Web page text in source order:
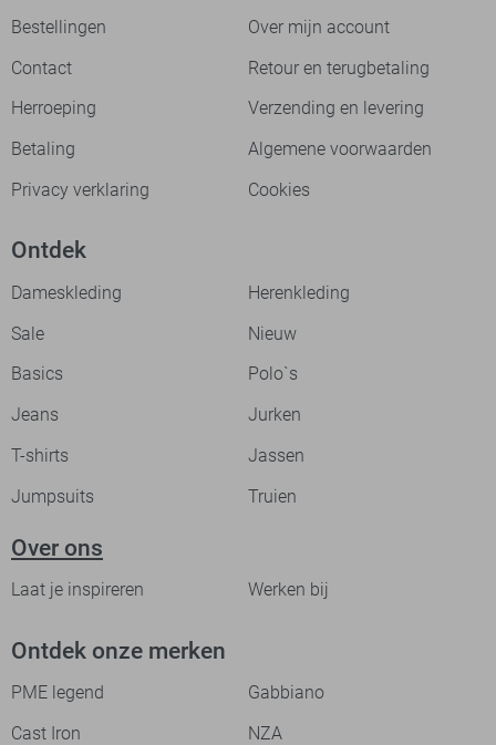
Bestellingen
Over mijn account
Contact
Retour en terugbetaling
Herroeping
Verzending en levering
Betaling
Algemene voorwaarden
Privacy verklaring
Cookies
Ontdek
Dameskleding
Herenkleding
Sale
Nieuw
Basics
Polo`s
Jeans
Jurken
T-shirts
Jassen
Jumpsuits
Truien
Over ons
Laat je inspireren Werken bij
Ontdek onze merken
PME legend
Gabbiano
Cast Iron
NZA